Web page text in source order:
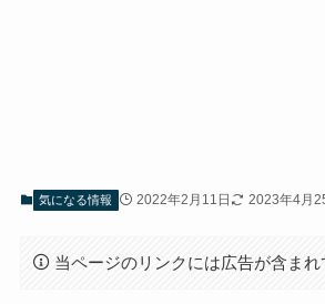
気になる情報 2022年2月11日 2023年4月
当ページのリンクには広告が含まれ